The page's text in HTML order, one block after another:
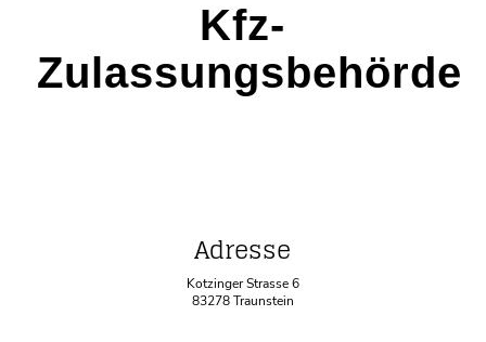
Kfz-
Zulassungsbehörde
Adresse
Kotzinger Strasse 6
83278 Traunstein